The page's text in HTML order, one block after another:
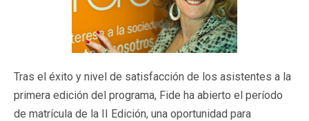
Tras el éxito y nivel de satisfacción de los asistentes a la
primera edición del programa, Fide ha abierto el período
de matrícula de la II Edición, una oportunidad para